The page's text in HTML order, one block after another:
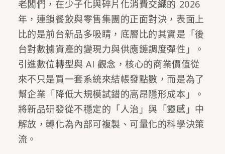
老闆們，在少子化與碎片化消費交織的 2026
年，連鎖餐飲與零售集團的正面對決，表面上
比的是前台新品多吸睛，底層比的其實是「後
台對數據資產的變現力與供應鏈調度彈性」。
引進數位轉型與 AI 觀念，核心的商業價值從
來不只是買一套系統來結帳發點數，而是為了
幫企業「降低大規模試錯的高昂隱形成本」。
將新品研發從不穩定的「人治」與「靈感」中
解放，轉化為內部可複製、可量化的科學決策
流。